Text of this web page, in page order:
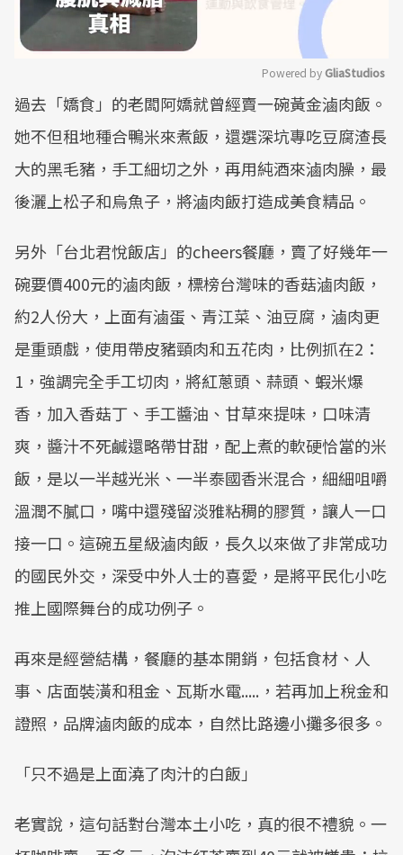
Mute
Powered by GliaStudios
過去「嬌食」的老闆阿嬌就曾經賣一碗黃金滷肉飯。
她不但租地種合鴨米來煮飯，還選深坑專吃豆腐渣長
大的黑毛豬，手工細切之外，再用純酒來滷肉臊，最
後灑上松子和烏魚子，將滷肉飯打造成美食精品。
另外「台北君悅飯店」的cheers餐廳，賣了好幾年一
碗要價400元的滷肉飯，標榜台灣味的香菇滷肉飯，
約2人份大，上面有滷蛋、青江菜、油豆腐，滷肉更
是重頭戲，使用帶皮豬頸肉和五花肉，比例抓在2：
1，強調完全手工切肉，將紅蔥頭、蒜頭、蝦米爆
香，加入香菇丁、手工醬油、甘草來提味，口味清
爽，醬汁不死鹹還略帶甘甜，配上煮的軟硬恰當的米
飯，是以一半越光米、一半泰國香米混合，細細咀嚼
溫潤不膩口，嘴中還殘留淡雅粘稠的膠質，讓人一口
接一口。這碗五星級滷肉飯，長久以來做了非常成功
的國民外交，深受中外人士的喜愛，是將平民化小吃
推上國際舞台的成功例子。
再來是經營結構，餐廳的基本開銷，包括食材、人
事、店面裝潢和租金、瓦斯水電.....，若再加上稅金和
證照，品牌滷肉飯的成本，自然比路邊小攤多很多。
「只不過是上面澆了肉汁的白飯」
老實說，這句話對台灣本土小吃，真的很不禮貌。一